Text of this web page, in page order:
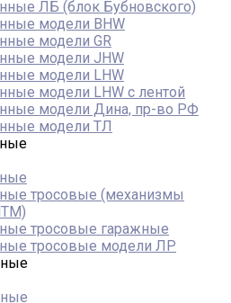
ЛБ (блок Бубновского)
модели BHW
модели GR
модели JHW
модели LHW
модели LHW c лентой
модели Дина, пр-во РФ
модели ТЛ
тросовые (механизмы
тросовые гаражные
тросовые модели ЛР